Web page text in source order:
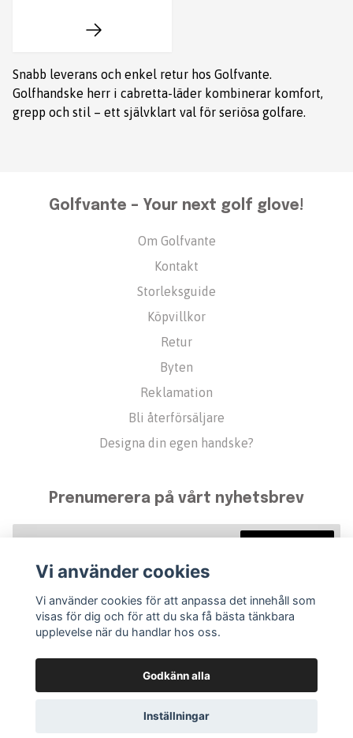
Snabb leverans och enkel retur hos Golfvante.
Golfhandske herr i cabretta-läder kombinerar komfort,
grepp och stil – ett självklart val för seriösa golfare.
Golfvante – Your next golf glove!
Om Golfvante
Kontakt
Storleksguide
Köpvillkor
Retur
Byten
Reklamation
Bli återförsäljare
Designa din egen handske?
Prenumerera på vårt nyhetsbrev
© 2026 Golfvante–Powered by Quickbutik
Vi använder cookies
Vi använder cookies för att anpassa det innehåll som
visas för dig och för att du ska få bästa tänkbara
upplevelse när du handlar hos oss.
Godkänn alla
Inställningar